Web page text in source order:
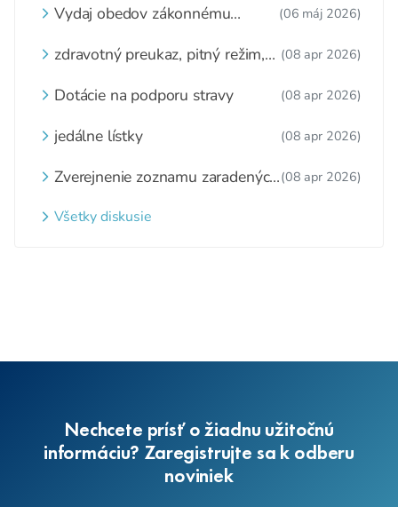
Vydaj obedov zákonnému
(06 máj 2026)
zdravotný preukaz, pitný režim,
(08 apr 2026)
Dotácie na podporu stravy (08 apr 2026)
jedálne lístky (08 apr 2026)
Zverejnenie zoznamu zaradených
webovom sídle
(08 apr 2026)
Všetky diskusie
Nechcete prísť o žiadnu užitočnú
informáciu? Zaregistrujte sa k odberu
noviniek